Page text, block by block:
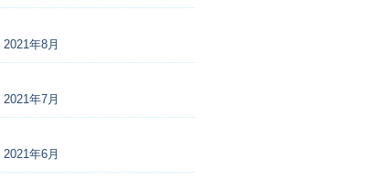
2021年8月
2021年7月
2021年6月